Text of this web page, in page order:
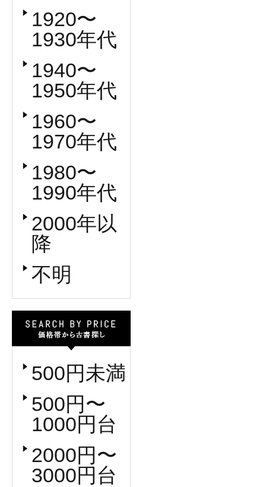
1920〜
1930年代
1940〜
1950年代
1960〜
1970年代
1980〜
1990年代
2000年以
降
不明
500円未満
500円〜
1000円台
2000円〜
3000円台